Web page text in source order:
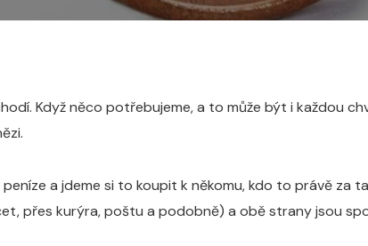
Když něco potřebujeme, a to může být i každou
a jdeme si to koupit k někomu, kdo to právě za
přes kurýra, poštu a podobně) a obě strany jsou